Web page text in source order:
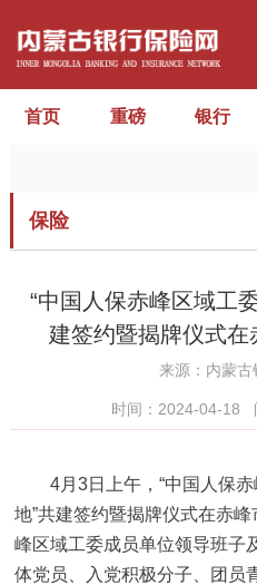
首页 重磅 银行
保险
“中国人保赤峰区域工
建签约暨揭牌仪式
来源： 内蒙古
时间：2024-04-18
4月3日上午，“中国人保
地”共建签约暨揭牌仪式在赤
峰区域工委成员单位领导班子
体党员、入党积极分子、团员